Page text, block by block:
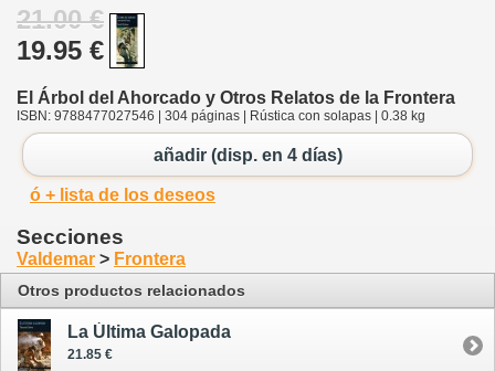
21.00 €
19.95 €
El Árbol del Ahorcado y Otros Relatos de la Frontera
ISBN: 9788477027546 | 304 páginas | Rústica con solapas | 0.38 kg
añadir (disp. en 4 días)
ó + lista de los deseos
Secciones
Valdemar > Frontera
Otros productos relacionados
La Última Galopada
21.85 €